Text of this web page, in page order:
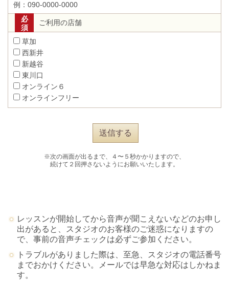
例：090-0000-0000
ご利用の店舗
必
須
草加
西新井
新越谷
東川口
オンライン６
オンラインフリー
※次の画面が出るまで、４〜５秒かかりますので、
続けて２回押さないようにお願いいたします。
レッスンが開始してから音声が聞こえないなどのお申し
出があると、スタジオのお客様のご迷惑になりますの
で、事前の音声チェックは必ずご参加ください。
トラブルがありました際は、至急、スタジオの電話番号
までおかけください。メールでは早急な対応はしかねま
す。